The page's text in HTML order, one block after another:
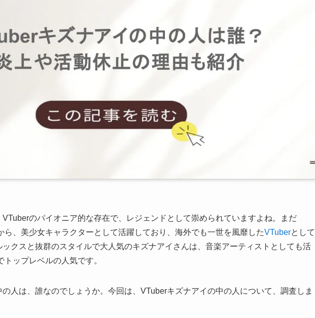
のパイオニア的な存在で、レジェンドとして崇められていますよね。まだ
ら、美少女キャラクターとして活躍しており、海外でも一世を風靡したVTuberとして
クスと抜群のスタイルで大人気のキズナアイさんは、音楽アーティストとしても活
ップレベルの人気です。
人は、誰なのでしょうか。今回は、VTuberキズナアイの中の人について、調査しま